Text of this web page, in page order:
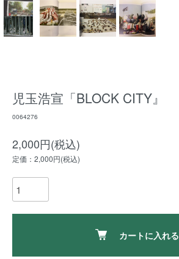
児玉浩宣「BLOCK CITY』
0064276
2,000円(税込)
定価：2,000円(税込)
カートに入れる